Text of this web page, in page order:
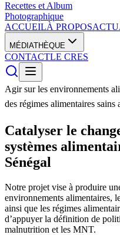
Recettes et Album
Photographique
ACCUEILÀ PROPOS
MÉDIATHÈQUE
CONTACTLE CRES
Agir sur les environnements
des régimes alimentaires sains
Catalyser le
systèmes
Sénégal
Notre projet vise à produire
environnements alimentaires,
ainsi que les régimes
d’appuyer la définition de
malnutrition et les MNT.